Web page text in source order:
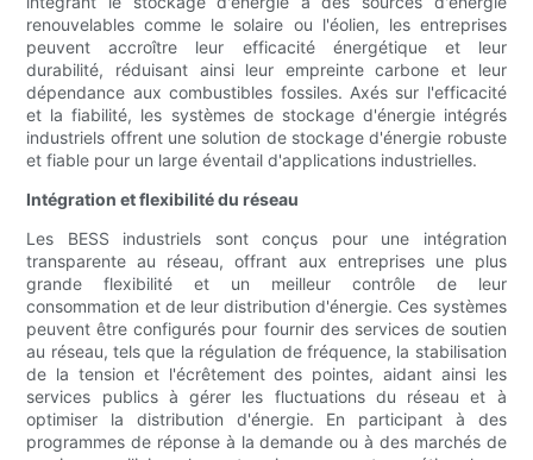
renouvelables comme le solaire ou l'éolien, les entreprises
peuvent accroître leur efficacité énergétique et leur
durabilité, réduisant ainsi leur empreinte carbone et leur
dépendance aux combustibles fossiles. Axés sur l'efficacité
et la fiabilité, les systèmes de stockage d'énergie intégrés
industriels offrent une solution de stockage d'énergie robuste
et fiable pour un large éventail d'applications industrielles.
Intégration et flexibilité du réseau
Les BESS industriels sont conçus pour une intégration
transparente au réseau, offrant aux entreprises une plus
grande flexibilité et un meilleur contrôle de leur
consommation et de leur distribution d'énergie. Ces systèmes
peuvent être configurés pour fournir des services de soutien
au réseau, tels que la régulation de fréquence, la stabilisation
de la tension et l'écrêtement des pointes, aidant ainsi les
services publics à gérer les fluctuations du réseau et à
optimiser la distribution d'énergie. En participant à des
programmes de réponse à la demande ou à des marchés de